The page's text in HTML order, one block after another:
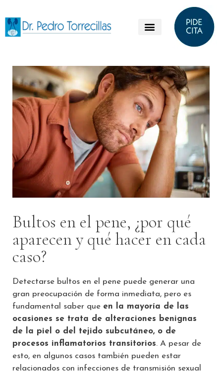
Bultos en el pene, ¿por qué
aparecen y qué hacer en cada
caso?
Detectarse bultos en el pene puede generar una
gran preocupación de forma inmediata, pero es
fundamental saber que en la mayoría de las
ocasiones se trata de alteraciones benignas
de la piel o del tejido subcutáneo, o de
procesos inflamatorios transitorios. A pesar de
esto, en algunos casos también pueden estar
relacionados con infecciones de transmisión sexual